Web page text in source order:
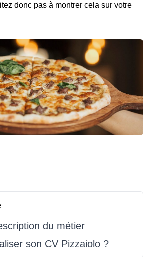
donc pas à montrer cela sur votre
du métier
son CV Pizzaiolo ?